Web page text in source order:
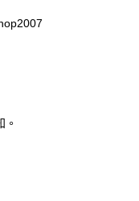
台灣）商業銀行
商業銀行
銀行
商業銀行
銀行
銀行
業銀行
商業銀行
台灣）商業銀行
小企業銀行
灣）商業銀行
銀行
銀行
商業銀行
信用卡公司
即使用無須另外申請。